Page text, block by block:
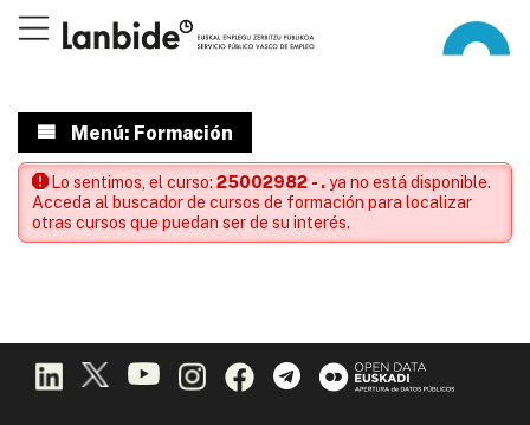
Menú: Formación
Lo sentimos, el curso:25002982 - .ya no está disponible.
Acceda al buscador de cursos de formación para localizar
otras cursos que puedan ser de su interés.